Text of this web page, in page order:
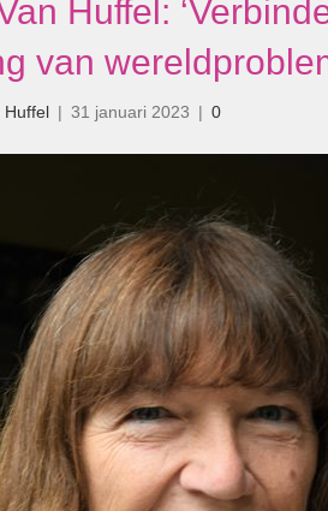
Huffel:
van
Huffel | 31 januari 2023 | 0